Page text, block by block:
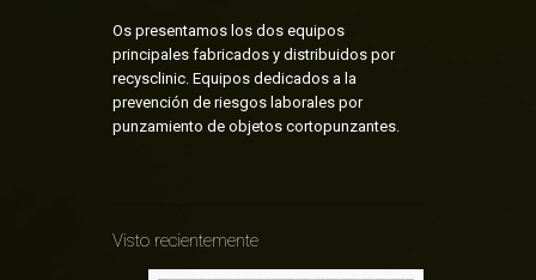
Os presentamos los dos equipos
principales fabricados y distribuidos por
recysclinic. Equipos dedicados a la
prevención de riesgos laborales por
punzamiento de objetos cortopunzantes.
Visto recientemente